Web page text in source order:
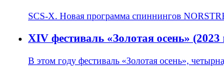
SCS-X. Новая программа спиннингов
XIV фестиваль «Золотая осень» (2023
В этом году фестиваль «Золотая осень»,